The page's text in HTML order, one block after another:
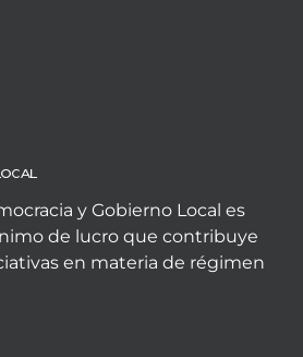
y Gobierno Local es
de lucro que contribuye
en materia de régimen